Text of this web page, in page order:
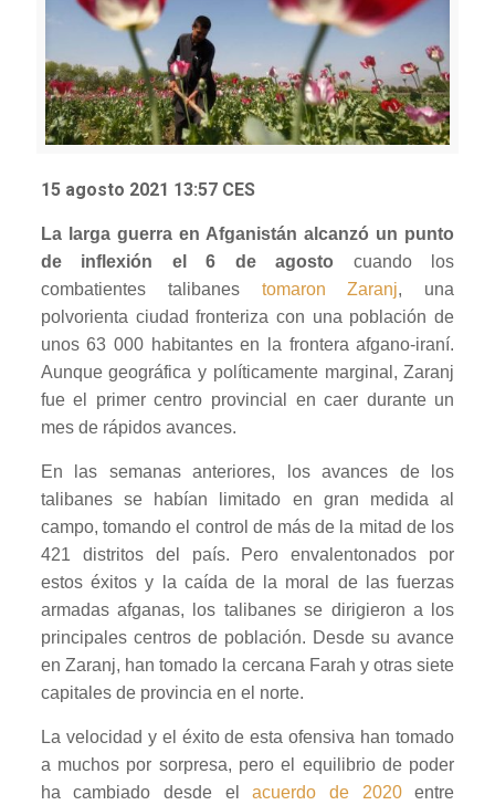
15 agosto 2021 13:57 CES
La larga guerra en Afganistán alcanzó un punto
de inflexión el 6 de agosto cuando los
combatientes talibanes tomaron Zaranj, una
polvorienta ciudad fronteriza con una población de
unos 63 000 habitantes en la frontera afgano-iraní.
Aunque geográfica y políticamente marginal, Zaranj
fue el primer centro provincial en caer durante un
mes de rápidos avances.
En las semanas anteriores, los avances de los
talibanes se habían limitado en gran medida al
campo, tomando el control de más de la mitad de los
421 distritos del país. Pero envalentonados por
estos éxitos y la caída de la moral de las fuerzas
armadas afganas, los talibanes se dirigieron a los
principales centros de población. Desde su avance
en Zaranj, han tomado la cercana Farah y otras siete
capitales de provincia en el norte.
La velocidad y el éxito de esta ofensiva han tomado
a muchos por sorpresa, pero el equilibrio de poder
ha cambiado desde elacuerdo de 2020entre